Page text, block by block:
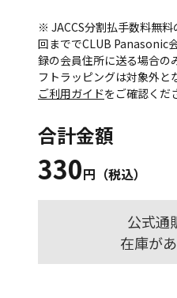
※ JACCS分割払手数料無
回まででCLUB Panasonic
録の会員住所に送る場合の
フトラッピングは対象外と
ご利用ガイドをご確認くだ
合計金額
330円（税込）
公式通
在庫が